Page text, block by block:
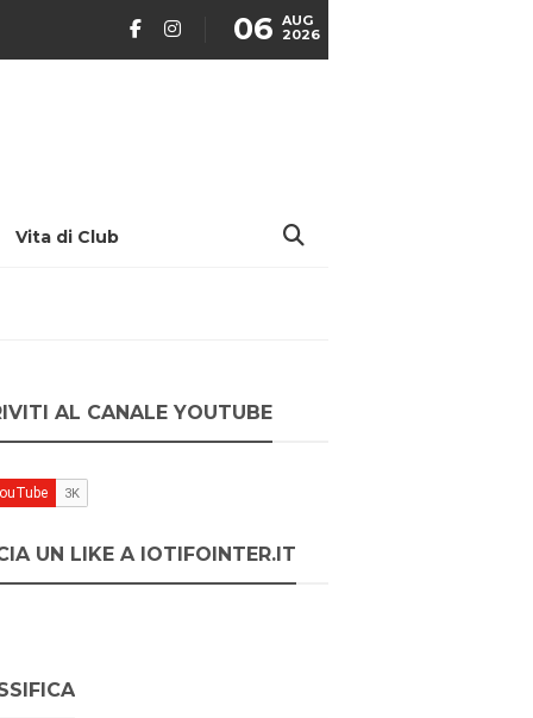
06 AUG
2026
Vita di Club
AL CANALE YOUTUBE
UN LIKE A IOTIFOINTER.IT